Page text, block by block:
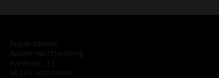
Popakademie
Baden-Württemberg
Hafenstr. 33
68159 Mannheim